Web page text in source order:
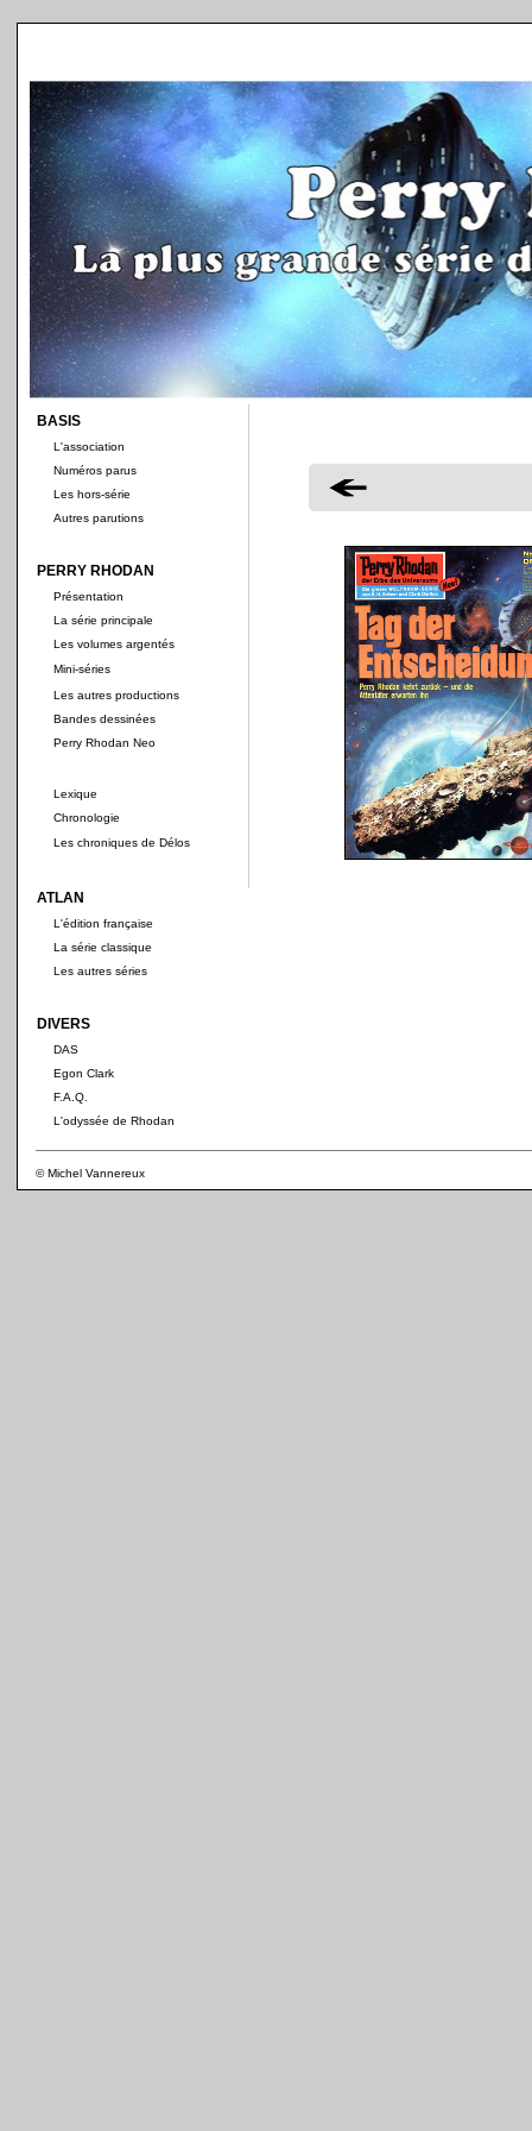
BASIS
L'association
Numéros parus
Les hors-série
Autres parutions
PERRY RHODAN
Présentation
La série principale
Les volumes argentés
Mini-séries
Les autres productions
Bandes dessinées
Perry Rhodan Neo
Lexique
Chronologie
Les chroniques de Délos
ATLAN
L'édition française
La série classique
Les autres séries
DIVERS
DAS
Egon Clark
F.A.Q.
L'odyssée de Rhodan
© Michel Vannereux